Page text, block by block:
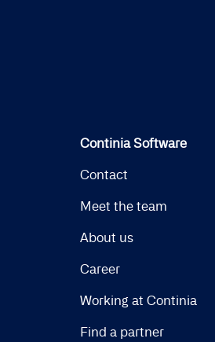
Continia Software
Contact
Meet the team
About us
Career
Working at Continia
Find a partner